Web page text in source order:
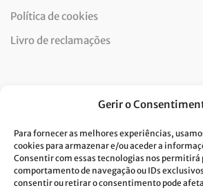
Gerir o
Para fornecer as melhores experiências,
cookies para armazenar e/ou aceder a
Consentir com essas tecnologias nos permitirá
comportamento de navegação ou IDs
consentir ou retirar o consentimento pode
Política de cookies
Livro de reclamações
Dou consentimento ao tratamento de